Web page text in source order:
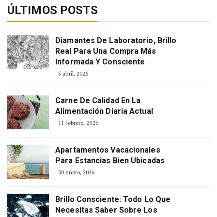
ÚLTIMOS POSTS
Diamantes De Laboratorio, Brillo
Real Para Una Compra Más
Informada Y Consciente
5 abril, 2026
Carne De Calidad En La
Alimentación Diaria Actual
11 febrero, 2026
Apartamentos Vacacionales
Para Estancias Bien Ubicadas
30 enero, 2026
Brillo Consciente: Todo Lo Que
Necesitas Saber Sobre Los